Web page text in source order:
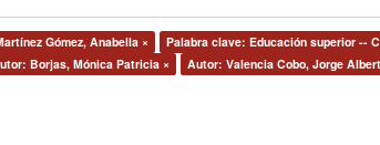
Gómez, Anabella ×
Palabra clave: Educación superior --
Borjas, Mónica Patricia × Autor: Valencia Cobo, Jorge